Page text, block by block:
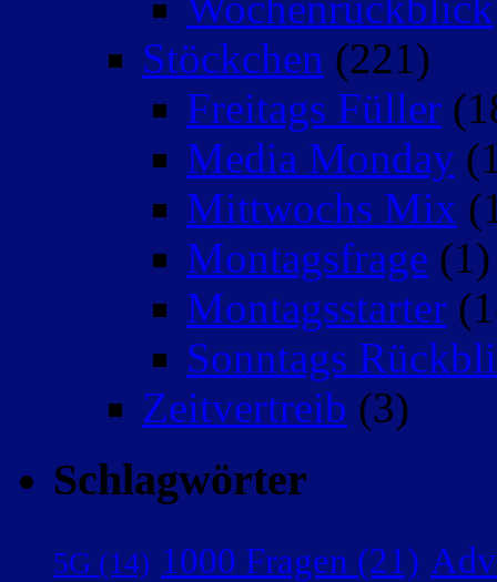
Stöckchen (221)
Freitags Füller
Media Monday
Mittwochs Mix
Montagsfrage (1)
Montagsstarter
Sonntags
Zeitvertreib (3)
Schlagwörter
5G (14) 1000 Fragen (21)